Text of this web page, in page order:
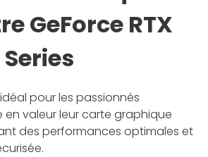
GeForce RTX
pour les passionnés
valeur leur carte graphique
des performances optimales et